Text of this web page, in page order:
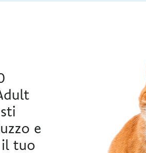
e
il tuo